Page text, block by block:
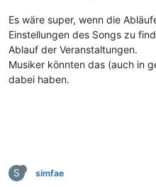
Es wäre super, wenn die
Einstellungen des Songs zu
Ablauf der Veranstaltungen.
Musiker könnten das (auch in
dabei haben.
S simfae